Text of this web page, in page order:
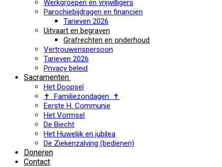
Werkgroepen en vrijwilligers
Parochiebijdragen en financiën
Tarieven 2026
Uitvaart en begraven
Grafrechten en onderhoud
Vertrouwenspersoon
Tarieven 2026
Privacy beleid
Sacramenten
Het Doopsel
✝ Familiezondagen ✝
Eerste H. Communie
Het Vormsel
De Biecht
Het Huwelijk en jubilea
De Ziekenzalving (bedienen)
Doneren
Contact